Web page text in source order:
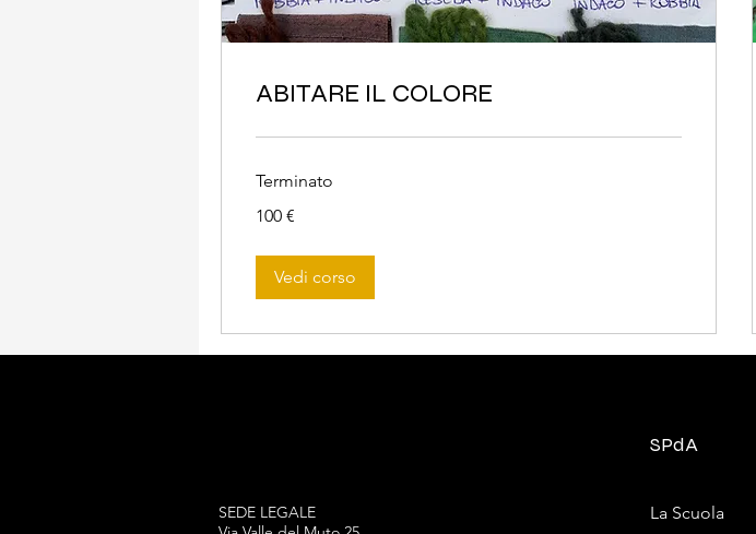
ABITARE IL COLORE
Terminato
euro
100 €
Vedi corso
SEDE LEGALE
SPdA
La Scuola